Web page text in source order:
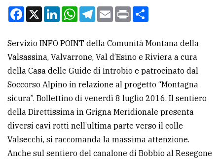
Scrivici
la
tua
pubblicità
CERCA
Cerca
per
comune
Facebook
X LinkedInWhatsApp
Telegram
EmailPrint
Servizio INFO POINT della Comunità Montana della
Valsassina, Valvarrone, Val d’Esino e Riviera a cura
della Casa delle Guide di Introbio e patrocinato dal
Soccorso Alpino in relazione al progetto “Montagna
sicura”. Bollettino di venerdì 8 luglio 2016. Il sentiero
della Direttissima in Grigna Meridionale presenta
diversi cavi rotti nell’ultima parte verso il colle
Valsecchi, si raccomanda la massima attenzione.
Anche sul sentiero del canalone di Bobbio al Resegone